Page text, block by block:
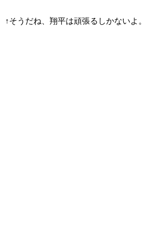
↑そうだね、翔平は頑張るしかないよ。